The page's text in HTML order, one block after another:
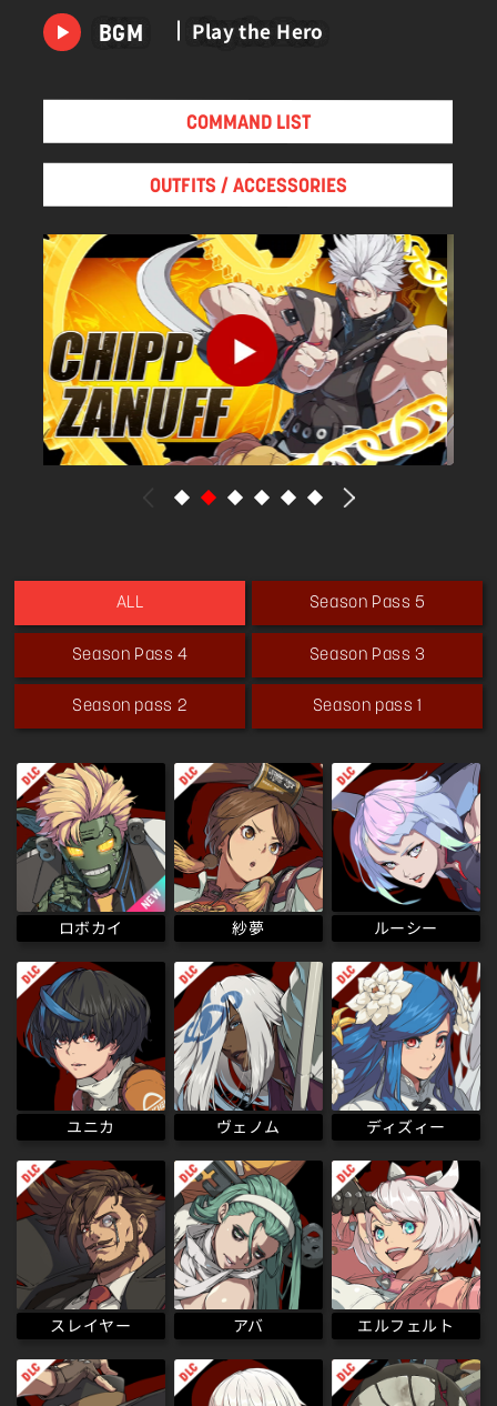
今は亡き師匠『毅』（つよし）の教えにより、世界
でも希少な『気』の使い手でもある。また、忍者で
かしその割には文化に対する知識が浅く、要所要所
で勘違いジャパネスク言動が炸裂する。
幼少期を貧民街で過ごし、ギャングの一員として麻
しかし忍者であり、後のチップの師匠となる『毅』
と出会ったことで、彼の人生は一変した。人として
の道徳、その精神の土台となる武術を伝授され、こ
れまでの行いを見つめ直したのであった。チップは
毅を敬愛し、全幅の信頼を寄せていた。そして自ら
の育った環境は何が原因で荒んでしまうのかに興味
を持つようになる。しかしある日、毅はアサシン組
織に暗殺されてしまう。そのことからチップは、こ
達、あるいは法や権力を盾にして、必要以上に民を
にすること、すなわち大統領になるという大志を抱
くこととなった。
エリカとは彼女が大統領の時に協力関係にあったた
め顔なじみである。
BGM Play the Hero
COMMAND LIST
OUTFITS / ACCESSORIES
ALL Season Pass 5
Season Pass 4 Season Pass 3
Season pass 2 Season pass 1
ロボカイ 紗夢 ルーシー
ユニカ ヴェノム ディズィー
スレイヤー アバ エルフェルト